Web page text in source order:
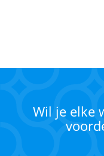
Wil je elke